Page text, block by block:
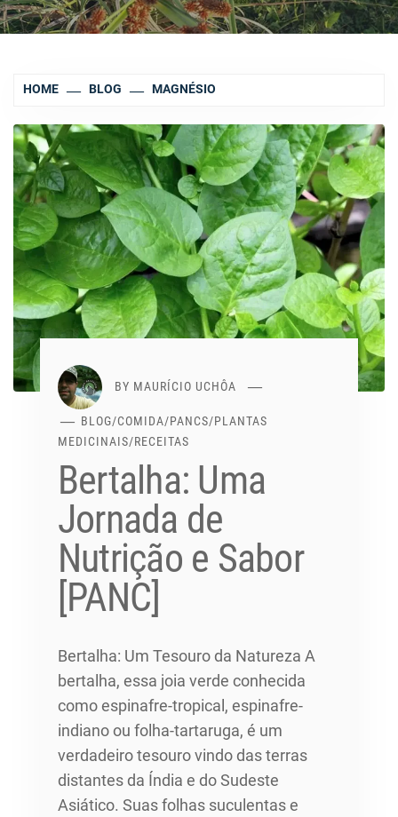
HOME BLOG MAGNÉSIO
BY MAURÍCIO UCHÔA
BLOG/COMIDA/PANCS/PLANTAS
MEDICINAIS/RECEITAS
Bertalha: Uma
Jornada de
Nutrição e Sabor
[PANC]
Bertalha: Um Tesouro da Natureza A
bertalha, essa joia verde conhecida
como espinafre-tropical, espinafre-
indiano ou folha-tartaruga, é um
verdadeiro tesouro vindo das terras
distantes da Índia e do Sudeste
Asiático. Suas folhas suculentas e